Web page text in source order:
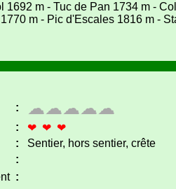
m - Tuc de Pan 1734 m -
m - Pic d'Escales 1816 m -
: ☁☁☁☁☁
:
❤ ❤ ❤
:
Sentier, hors sentier, crête
:
: